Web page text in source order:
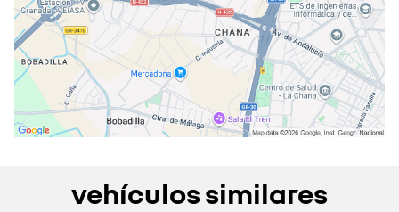
vehículos similares